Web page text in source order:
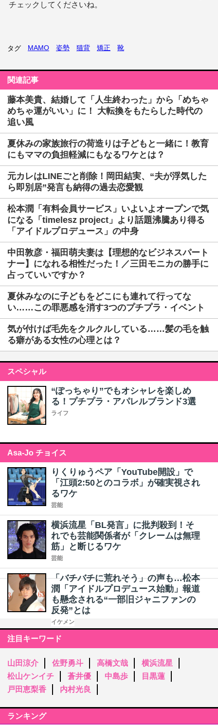
チェックしてくださいね。
タグ MAMO 姿勢 猫背 矯正 靴
関連記事
藤本美貴、結婚して「人生終わった」から「めちゃ
めちゃ運がいい」に！ 大転換をもたらした時代の
追い風
夏休みの家族旅行の荷造りは子どもと一緒に！教育
にもママの負担軽減にもなるワケとは？
元カレはLINEごと削除！岡田結実、“夫が浮気した
ら即別居”発言も納得の過去恋愛観
松本潤「有料会員サービス」いよいよオープンで気
になる「timelesz project」より話題沸騰あり得る
「アイドルプロデュース」の中身
中田敦彦・福田萌夫妻は【理想的なビジネスパート
ナー】になれる相性だった！／三田モニカの勝手に
占っていいですか？
夏休みなのに子どもをどこにも連れて行ってな
い……この罪悪感を消す3つのプチプラ・イベント
気が付けば毛先をクルクルしている……髪の毛を触
る癖がある女性の心理とは？
スペシャル
“ぽっちゃり”でもオシャレを楽しめ
る！プチプラ・アパレルブランド3選
ライフ
Asa-Jo チョイス
りくりゅうペア「YouTube開設」で
「江頭2:50とのコラボ」が確実視され
るワケ
芸能
横浜流星「BL発言」に批判殺到！そ
れでも芸能関係者が「クレームは無理
筋」と断じるワケ
芸能
「バチバチに荒れそう」の声も…松本
潤「アイドルプロデュース始動」報道
も懸念される“一部旧ジャニファンの
反発”とは
イケメン
注目キーワード
山田涼介 佐野勇斗 高橋文哉
横浜流星
松山ケンイチ
蒼井優 中島歩
目黒蓮
戸田恵梨香
内村光良
ランキング